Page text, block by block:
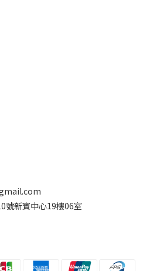
號新寶中心19樓06室